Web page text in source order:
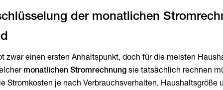
der monatlichen
zwar einen ersten Anhaltspunkt, doch für die meisten
monatlichen Stromrechnung sie tatsächlich rechnen
Stromkosten je nach Verbrauchsverhalten, Haushaltsgröße